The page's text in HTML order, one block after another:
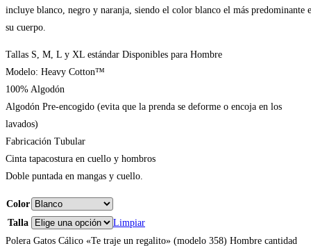
incluye blanco, negro y naranja, siendo el color blanco el más predominante
su cuerpo.
Tallas S, M, L y XL estándar Disponibles para Hombre
Modelo: Heavy Cotton™
100% Algodón
Algodón Pre-encogido (evita que la prenda se deforme o encoja en los
lavados)
Fabricación Tubular
Cinta tapacostura en cuello y hombros
Doble puntada en mangas y cuello.
Color
Talla
Limpiar
Polera Gatos Cálico «Te traje un regalito» (modelo 358) Hombre cantidad